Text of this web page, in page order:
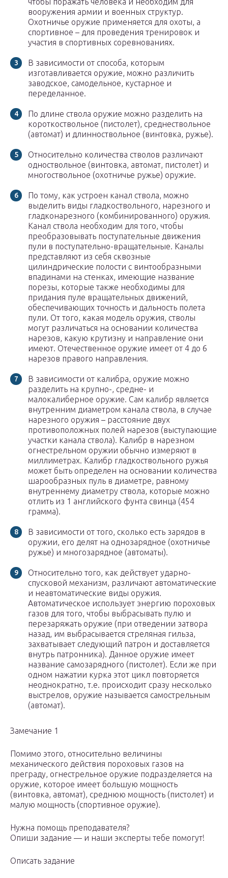
вооружения армии и военных структур.
Охотничье оружие применяется для охоты, а
спортивное – для проведения тренировок и
участия в спортивных соревнованиях.
В зависимости от способа, которым
изготавливается оружие, можно различить
заводское, самодельное, кустарное и
переделанное.
По длине ствола оружие можно разделить на
короткоствольное (пистолет), среднествольное
(автомат) и длинноствольное (винтовка, ружье).
Относительно количества стволов различают
одноствольное (винтовка, автомат, пистолет) и
многоствольное (охотничье ружье) оружие.
По тому, как устроен канал ствола, можно
выделить виды гладкоствольного, нарезного и
гладконарезного (комбинированного) оружия.
Канал ствола необходим для того, чтобы
преобразовывать поступательные движения
пули в поступательно-вращательные. Каналы
представляют из себя сквозные
цилиндрические полости с винтообразными
впадинами на стенках, имеющие название
порезы, которые также необходимы для
придания пуле вращательных движений,
обеспечивающих точность и дальность полета
пули. От того, какая модель оружия, стволы
могут различаться на основании количества
нарезов, какую крутизну и направление они
имеют. Отечественное оружие имеет от 4 до 6
нарезов правого направления.
В зависимости от калибра, оружие можно
разделить на крупно-, средне- и
малокалиберное оружие. Сам калибр является
внутренним диаметром канала ствола, в случае
нарезного оружия – расстояние двух
противоположных полей нарезов (выступающие
участки канала ствола). Калибр в нарезном
огнестрельном оружии обычно измеряют в
миллиметрах. Калибр гладкоствольного ружья
может быть определен на основании количества
шарообразных пуль в диаметре, равному
внутреннему диаметру ствола, которые можно
отлить из 1 английского фунта свинца (454
грамма).
В зависимости от того, сколько есть зарядов в
оружии, его делят на однозарядное (охотничье
ружье) и многозарядное (автоматы).
Относительно того, как действует ударно-
спусковой механизм, различают автоматические
и неавтоматические виды оружия.
Автоматическое использует энергию пороховых
газов для того, чтобы выбрасывать пулю и
перезаряжать оружие (при отведении затвора
назад, им выбрасывается стреляная гильза,
захватывает следующий патрон и доставляется
внутрь патронника). Данное оружие имеет
название самозарядного (пистолет). Если же при
одном нажатии курка этот цикл повторяется
неоднократно, т.е. происходит сразу несколько
выстрелов, оружие называется самострельным
(автомат).
Замечание 1
Помимо этого, относительно величины
механического действия пороховых газов на
преграду, огнестрельное оружие подразделяется на
оружие, которое имеет большую мощность
(винтовка, автомат), среднюю мощность (пистолет) и
малую мощность (спортивное оружие).
Нужна помощь преподавателя?
Опиши задание — и наши эксперты тебе помогут!
Описать задание